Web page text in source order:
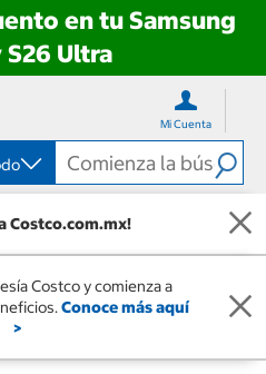
en tu Samsung
Ultra
Mi Cuenta
Costco.com.mx!
Costco y comienza a
Conoce más aquí
>